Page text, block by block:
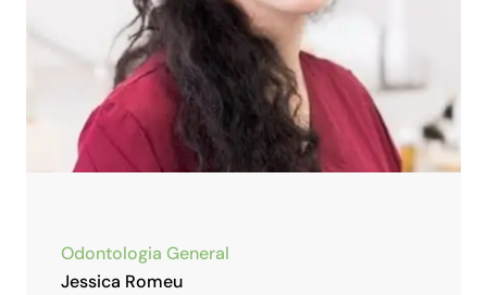
Odontologia General
Jessica Romeu